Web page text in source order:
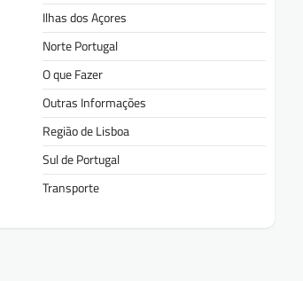
Ilhas dos Açores
Norte Portugal
O que Fazer
Outras Informações
Região de Lisboa
Sul de Portugal
Transporte